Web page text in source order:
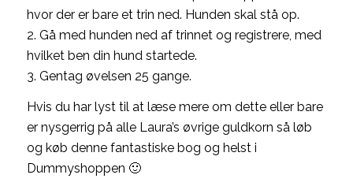
hvor der er bare et trin ned. Hunden skal stå op.
2. Gå med hunden ned af trinnet og registrere, med
hvilket ben din hund startede.
3. Gentag øvelsen 25 gange.
Hvis du har lyst til at læse mere om dette eller bare
er nysgerrig på alle Laura’s øvrige guldkorn så løb
og køb denne fantastiske bog og helst i
Dummyshoppen 🙂